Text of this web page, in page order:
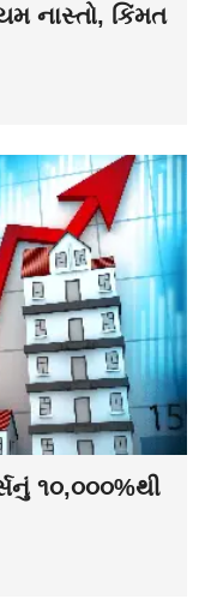
નાસ્તો, કિંમત
૧૦,૦૦૦%થી